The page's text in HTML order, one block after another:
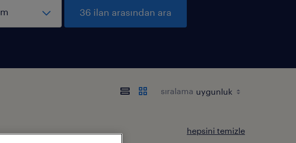
36 ilan arasından ara
sıralama
hepsini temizle